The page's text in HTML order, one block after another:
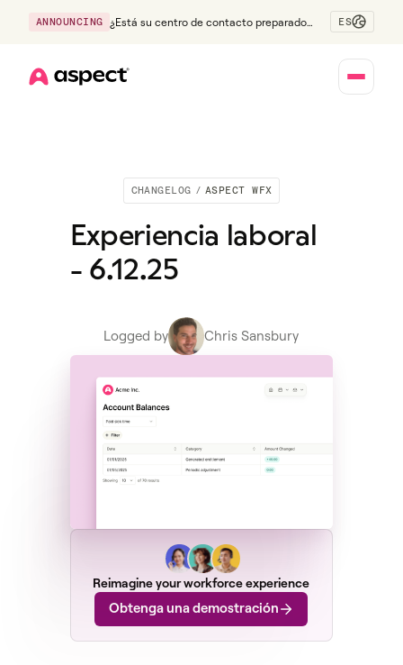
ANNOUNCING
¿Está su centro de contacto preparado
ES
CHANGELOG / ASPECT WFX
Experiencia laboral
- 6.12.25
Logged by Chris Sansbury
Reimagine your workforce experience
Obtenga una demostración